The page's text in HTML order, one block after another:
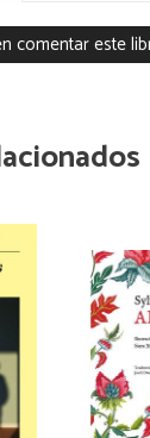
comentar este